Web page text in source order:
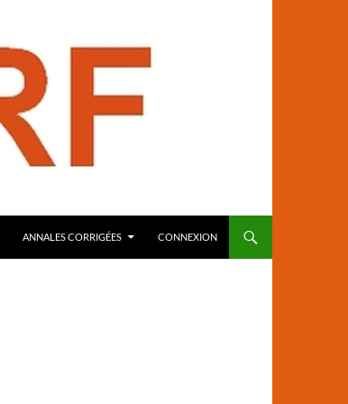
ANNALES CORRIGÉES CONNEXION